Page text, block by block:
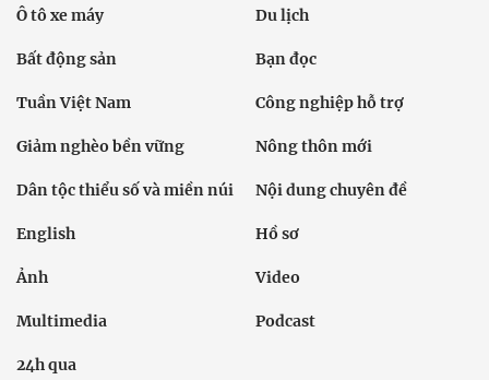
Ô tô xe máy Du lịch
Bất động sản Bạn đọc
Tuần Việt Nam Công nghiệp hỗ trợ
Giảm nghèo bền vững Nông thôn mới
Dân tộc thiểu số và miền núi Nội dung chuyên đề
English Hồ sơ
Ảnh Video
Multimedia Podcast
24h qua